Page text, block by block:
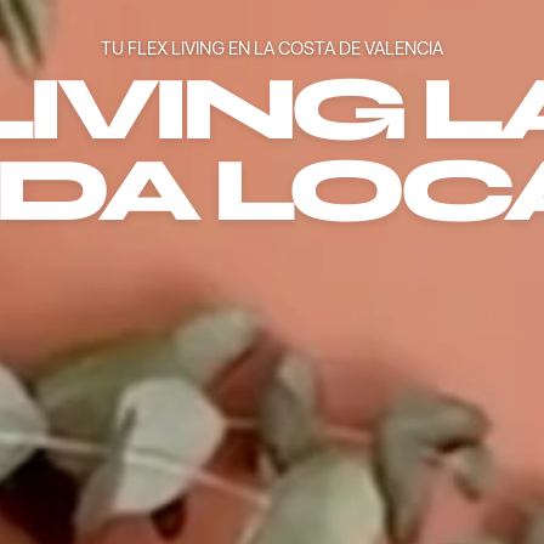
TU FLEX LIVING EN LA COSTA DE VALENCIA